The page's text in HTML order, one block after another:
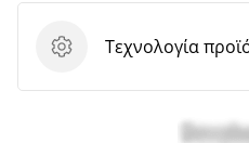
Τεχνολογία προϊόντων
Τεχνολογία